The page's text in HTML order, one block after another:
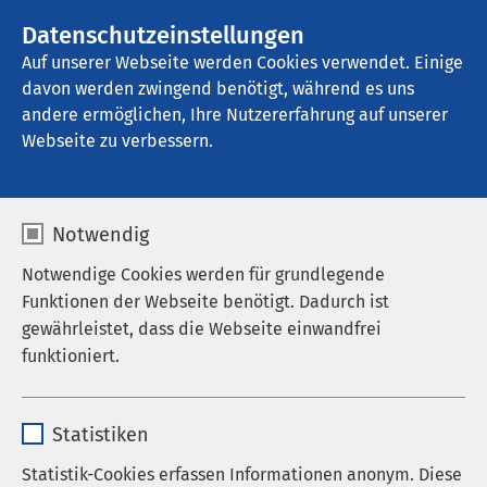
Datenschutzeinstellungen
Auf unserer Webseite werden Cookies verwendet. Einige
davon werden zwingend benötigt, während es uns
andere ermöglichen, Ihre Nutzererfahrung auf unserer
Webseite zu verbessern.
Notwendig
Notwendige Cookies werden für grundlegende
Funktionen der Webseite benötigt. Dadurch ist
gewährleistet, dass die Webseite einwandfrei
funktioniert.
Anbieter sgalinski
Statistiken
Statistik-Cookies erfassen Informationen anonym. Diese
AMEOS Reha Zentrum Oberhausen